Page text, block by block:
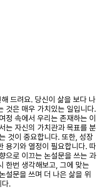
드려요. 당신이 삶을 보다 나
것은 매우 가치있는 일입니다.
정 속에서 우리는 존재하는 이
는 자신의 가치관과 목표를 분
것이 중요합니다. 또한, 성장
용기와 열정이 필요합니다. 따
으로 이끄는 논설문을 쓰는 과
한번 생각해보고, 그에 맞는
설문을 쓰며 더 나은 삶을 위
.